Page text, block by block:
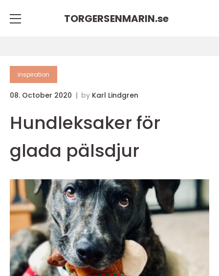
TORGERSENMARIN.se
inspiration
08. October 2020 by Karl Lindgren
Hundleksaker för
glada pälsdjur